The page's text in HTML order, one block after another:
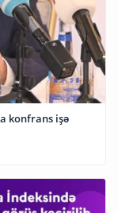
konfrans işə